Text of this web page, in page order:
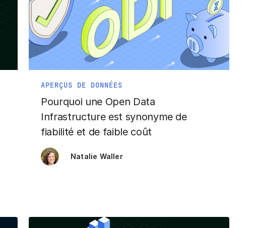
APERÇUS DE DONNÉES
Pourquoi une Open Data
Infrastructure est synonyme de
fiabilité et de faible coût
Natalie Waller